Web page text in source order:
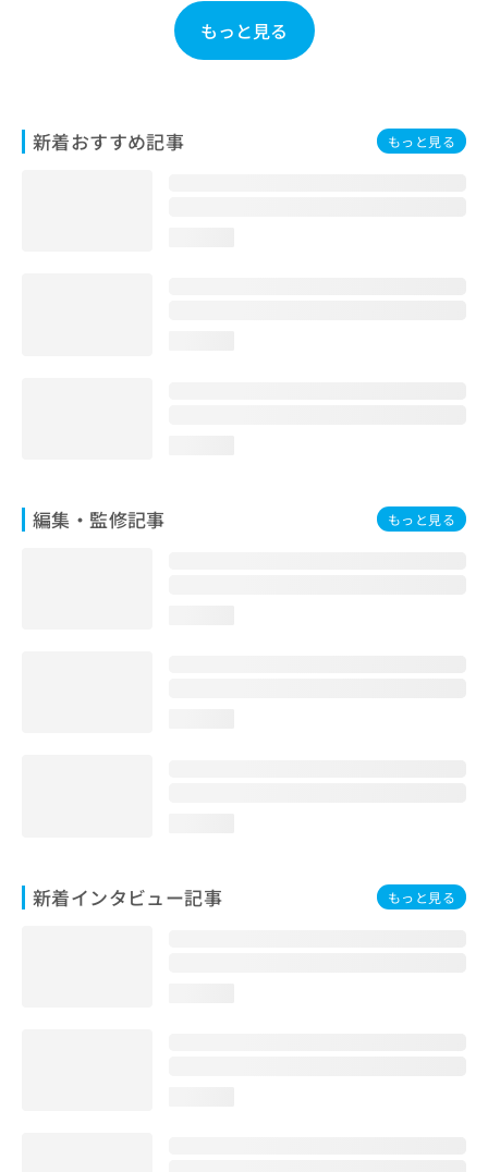
もっと見る
新着おすすめ記事 もっと見る
編集・監修記事 もっと見る
新着インタビュー記事 もっと見る
は